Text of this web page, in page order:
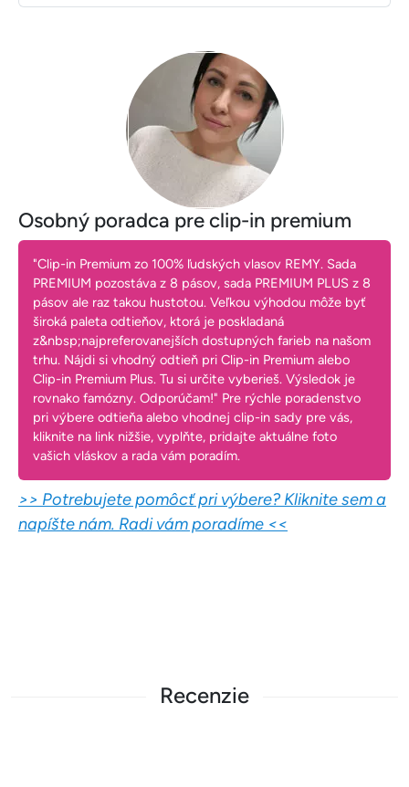
Osobný poradca pre clip-in premium
"Clip-in Premium zo 100% ľudských vlasov REMY. Sada
PREMIUM pozostáva z 8 pásov, sada PREMIUM PLUS z 8
pásov ale raz takou hustotou. Veľkou výhodou môže byť
široká paleta odtieňov, ktorá je poskladaná
z&nbsp;najpreferovanejších dostupných farieb na našom
trhu. Nájdi si vhodný odtieň pri Clip-in Premium alebo
Clip-in Premium Plus. Tu si určite vyberieš. Výsledok je
rovnako famózny. Odporúčam!" Pre rýchle poradenstvo
pri výbere odtieňa alebo vhodnej clip-in sady pre vás,
kliknite na link nižšie, vyplňte, pridajte aktuálne foto
vašich vláskov a rada vám poradím.
>> Potrebujete pomôcť pri výbere? Kliknite sem a
napíšte nám. Radi vám poradíme <<
Recenzie